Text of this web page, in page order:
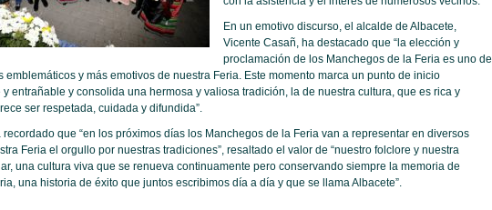
En un emotivo discurso, el alcalde de Albacete,
Vicente Casañ, ha destacado que “la elección y
proclamación de los Manchegos de la Feria es uno de
emblemáticos y más emotivos de nuestra Feria. Este momento marca un punto de inicio
entrañable y consolida una hermosa y valiosa tradición, la de nuestra cultura, que es rica y
ser respetada, cuidada y difundida”.
recordado que “en los próximos días los Manchegos de la Feria van a representar en diversos
Feria el orgullo por nuestras tradiciones”, resaltado el valor de “nuestro folclore y nuestra
una cultura viva que se renueva continuamente pero conservando siempre la memoria de
una historia de éxito que juntos escribimos día a día y que se llama Albacete”.